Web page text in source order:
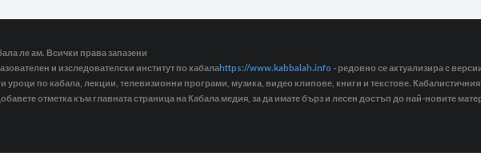
ле ам. Всички права запазени
и изследователски институт по кабалаhttps://www.kabbalah.info - редовно се актуализира с
по кабала, лекции, телевизионни програми, музика, видео клипове, книги и текстове.
отметка към главната страница на Кабала медия, за да имате бърз и лесен достъп до най-новите